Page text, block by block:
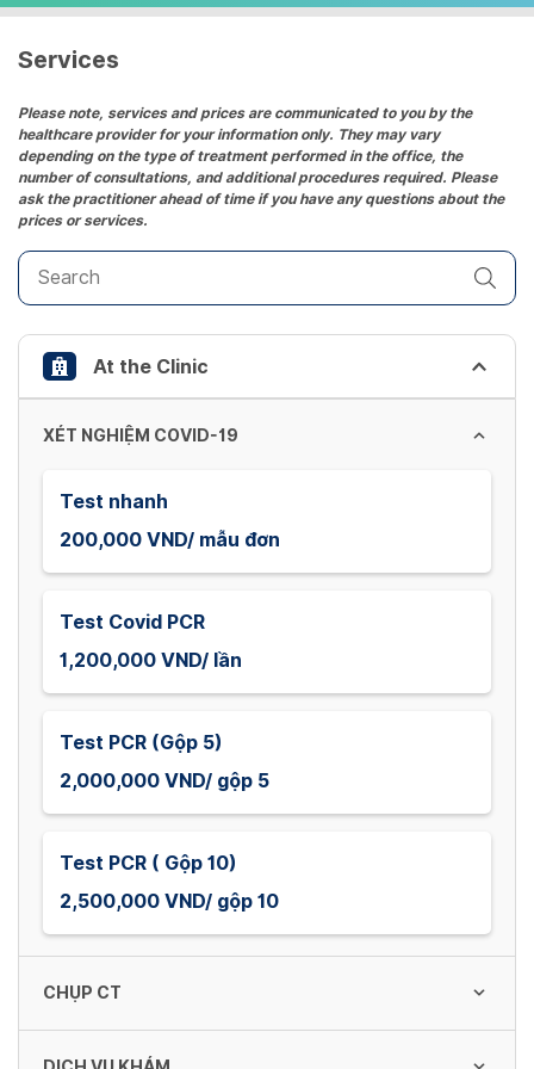
date.
the
question
mark
key
to
get
the
keyboard
shortcuts
for
changing
dates.
Services
Please note, services and prices are communicated to you by the
healthcare provider for your information only. They may vary
depending on the type of treatment performed in the office, the
number of consultations, and additional procedures required. Please
ask the practitioner ahead of time if you have any questions about the
prices or services.
At the Clinic
XÉT NGHIỆM COVID-19
Test nhanh
200,000 VND/ mẫu đơn
Test Covid PCR
1,200,000 VND/ lần
Test PCR (Gộp 5)
2,000,000 VND/ gộp 5
Test PCR ( Gộp 10)
2,500,000 VND/ gộp 10
CHỤP CT